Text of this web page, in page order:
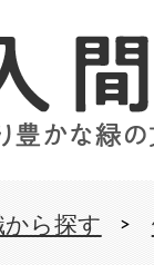
から探す